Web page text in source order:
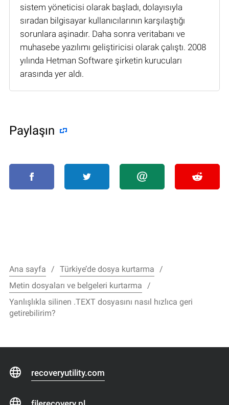
sistem yöneticisi olarak başladı, dolayısıyla
sıradan bilgisayar kullanıcılarının karşılaştığı
sorunlara aşinadır. Daha sonra veritabanı ve
muhasebe yazılımı geliştiricisi olarak çalıştı. 2008
yılında Hetman Software şirketin kurucuları
arasında yer aldı.
Paylaşın
Ana sayfa
Türkiye’de dosya kurtarma
Metin dosyaları ve belgeleri kurtarma
Yanlışlıkla silinen .TEXT dosyasını nasıl hızlıca geri
getirebilirim?
recoveryutility.com